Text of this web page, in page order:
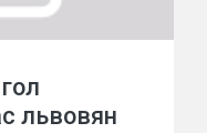
львовян